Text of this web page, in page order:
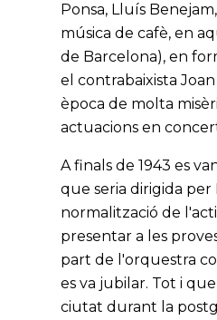
Ponsa, Lluís
música de cafè, en
de Barcelona), en
el contrabaixista
època de molta
actuacions en
A finals de 1943 es
que seria dirigida per
normalització de
presentar a les
part de l'orquestra
es va jubilar. Tot i
ciutat durant la